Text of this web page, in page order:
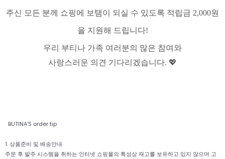
주신 모든 분께 쇼핑에 보탬이 되실 수 있도록 적립금 2,000원
을 지원해 드립니다!
우리 부티나 가족 여러분의 많은 참여와
사랑스러운 의견 기다리겠습니다. 💖
BUTINA'S order tip
1. 상품준비 및 배송안내
주문 후 발주 시스템을 취하는 인터넷 쇼핑몰의 특성상 재고를 보유하고 있지 않으며 고